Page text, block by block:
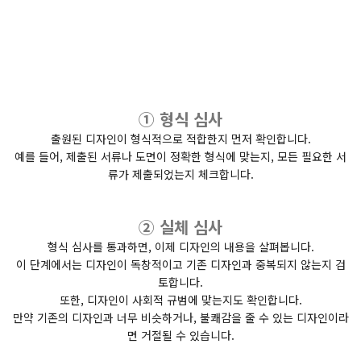
① 형식 심사
출원된 디자인이 형식적으로 적합한지 먼저 확인합니다.
예를 들어, 제출된 서류나 도면이 정확한 형식에 맞는지, 모든 필요한 서
류가 제출되었는지 체크합니다.
② 실체 심사
형식 심사를 통과하면, 이제 디자인의 내용을 살펴봅니다.
이 단계에서는 디자인이 독창적이고 기존 디자인과 중복되지 않는지 검
토합니다.
또한, 디자인이 사회적 규범에 맞는지도 확인합니다.
만약 기존의 디자인과 너무 비슷하거나, 불쾌감을 줄 수 있는 디자인이라
면 거절될 수 있습니다.